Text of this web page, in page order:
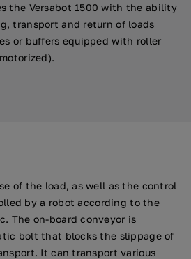
the Versabot 1500 with the ability
transport and return of loads
or buffers equipped with roller
of the load, as well as the control
by a robot according to the
The on-board conveyor is
bolt that blocks the slippage of
It can transport various